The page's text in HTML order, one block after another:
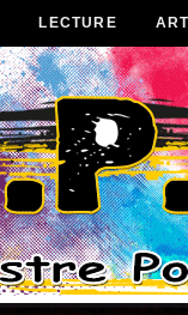
LECTURE